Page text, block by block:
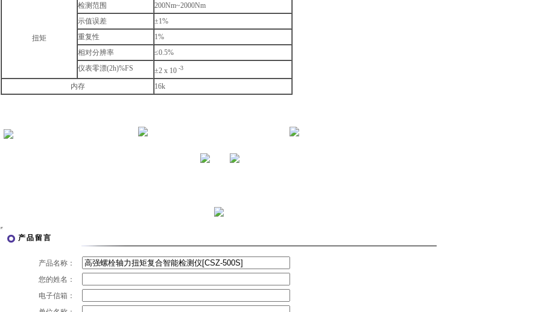
扭矩
检测范围
200Nm~2000Nm
示值误差
±1%
重复性
1%
相对分辨率
≤0.5%
仪表零漂(2h)%FS
±2 x 10 -3
内存 16k
产品留言
产品名称：
您的姓名：
电子信箱：